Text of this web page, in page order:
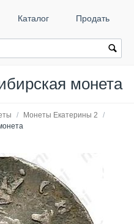
Каталог Продать
монета
/ Монеты Екатерины 2
/